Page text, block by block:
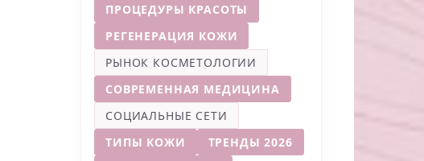
ПРОЦЕДУРЫ КРАСОТЫ
РЕГЕНЕРАЦИЯ КОЖИ
РЫНОК КОСМЕТОЛОГИИ
СОВРЕМЕННАЯ МЕДИЦИНА
СОЦИАЛЬНЫЕ СЕТИ
ТИПЫ КОЖИ
ТРЕНДЫ 2026